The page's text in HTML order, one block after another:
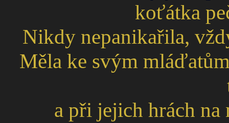
koťátka
Nikdy nepanikařila,
Měla ke svým
a při jejich hrách na